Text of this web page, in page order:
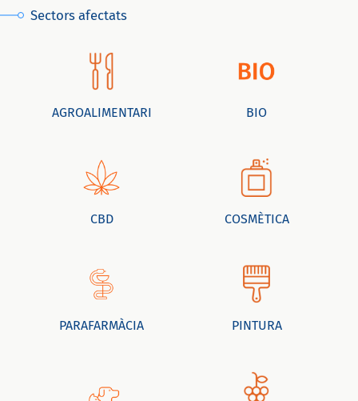
Sectors afectats
AGROALIMENTARI BIO
CBD COSMÈTICA
PARAFARMÀCIA PINTURA